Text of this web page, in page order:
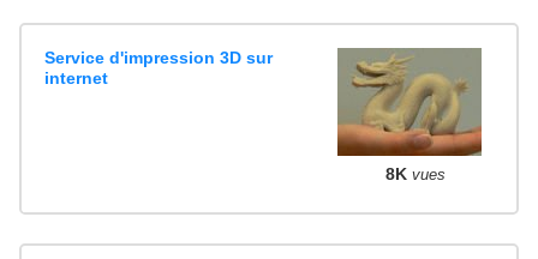
Service d'impression 3D sur
internet
8K vues